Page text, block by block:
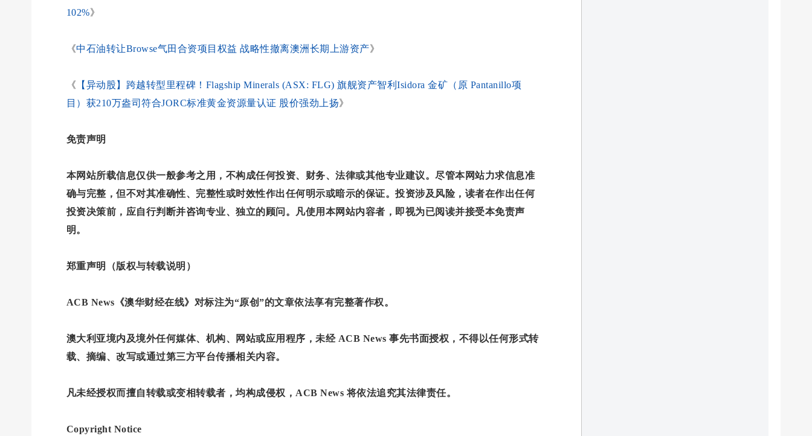
102%》
《中石油转让Browse气田合资项目权益 战略性撤离澳洲长期上游资产》
《 【异动股】跨越转型里程碑！Flagship Minerals (ASX: FLG) 旗舰资产智利Isidora 金矿（原 Pantanillo项
目）获210万盎司符合JORC标准黄金资源量认证 股价强劲上扬》
免责声明
本网站所载信息仅供一般参考之用，不构成任何投资、财务、法律或其他专业建议。尽管本网站力求信息准
确与完整，但不对其准确性、完整性或时效性作出任何明示或暗示的保证。投资涉及风险，读者在作出任何
投资决策前，应自行判断并咨询专业、独立的顾问。凡使用本网站内容者，即视为已阅读并接受本免责声
明。
郑重声明（版权与转载说明）
ACB News《澳华财经在线》对标注为“原创”的文章依法享有完整著作权。
澳大利亚境内及境外任何媒体、机构、网站或应用程序，未经 ACB News 事先书面授权，不得以任何形式转
载、摘编、改写或通过第三方平台传播相关内容。
凡未经授权而擅自转载或变相转载者，均构成侵权，ACB News 将依法追究其法律责任。
Copyright Notice